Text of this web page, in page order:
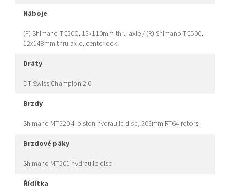
náboje
(F) Shimano TC500, 15x110mm thru-axle / (R) Shimano TC500,
12x148mm thru-axle, centerlock
dráty
DT Swiss Champion 2.0
brzdy
Shimano MT520 4-piston hydraulic disc, 203mm RT64 rotors
brzdové páky
Shimano MT501 hydraulic disc
řídítka